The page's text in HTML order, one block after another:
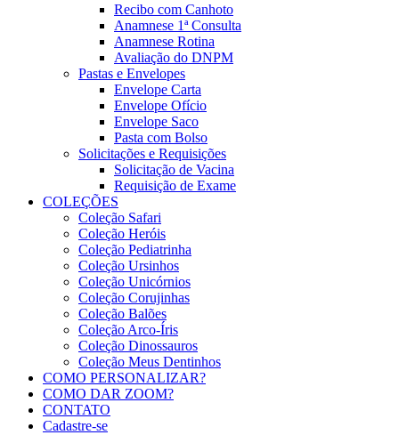
Recibo com Canhoto
Anamnese 1ª Consulta
Anamnese Rotina
Avaliação do DNPM
Pastas e Envelopes
Envelope Carta
Envelope Ofício
Envelope Saco
Pasta com Bolso
Solicitações e Requisições
Solicitação de Vacina
Requisição de Exame
COLEÇÕES
Coleção Safari
Coleção Heróis
Coleção Pediatrinha
Coleção Ursinhos
Coleção Unicórnios
Coleção Corujinhas
Coleção Balões
Coleção Arco-Íris
Coleção Dinossauros
Coleção Meus Dentinhos
COMO PERSONALIZAR?
COMO DAR ZOOM?
CONTATO
Cadastre-se